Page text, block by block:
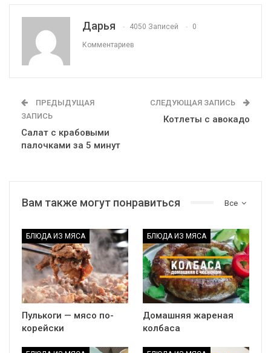
Дарья 4050 Записей 0
Комментариев
ПРЕДЫДУЩАЯ
ЗАПИСЬ
Салат с крабовыми
палочками за 5 минут
СЛЕДУЮЩАЯ ЗАПИСЬ
Котлеты с авокадо
Все
Вам также могут понравиться
БЛЮДА ИЗ МЯСА
Пулькоги — мясо по-
корейски
БЛЮДА ИЗ МЯСА
Домашняя жареная
колбаса